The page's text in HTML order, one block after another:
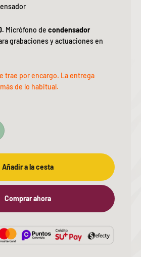
Micrófono de condensador
grabaciones y actuaciones en
trae por encargo. La entrega
de lo habitual.
Añadir a la cesta
Comprar ahora